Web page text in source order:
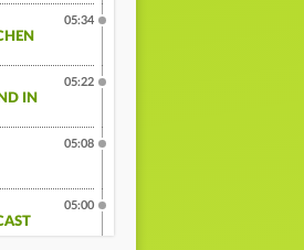
05:34
IN G
05:22
05:08
05:00